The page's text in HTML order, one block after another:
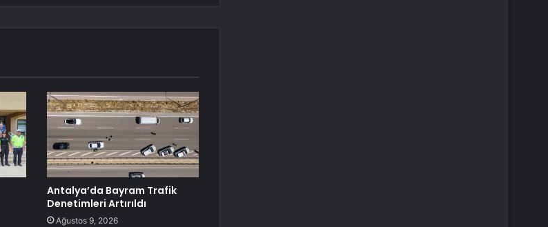
Antalya’da Bayram Trafik
Denetimleri Artırıldı
Ağustos 9, 2026